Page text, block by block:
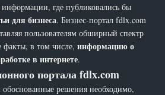
информации, где публиковались бы
для бизнеса. Бизнес-портал fdlx.com
пользователям обширный спектр
факты, в том числе,информацию о
в интернете.
портала fdlx.com
решения необходимо,